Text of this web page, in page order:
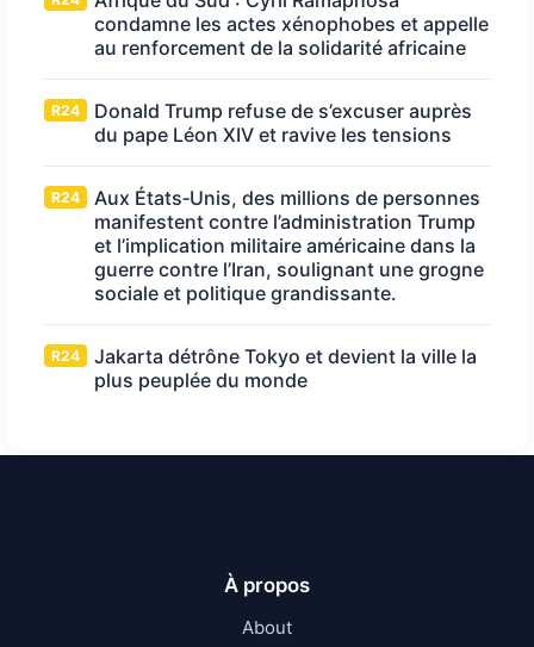
condamne les actes xénophobes et appelle
au renforcement de la solidarité africaine
R24
Donald Trump refuse de s’excuser auprès
du pape Léon XIV et ravive les tensions
R24
Aux États‑Unis, des millions de personnes
manifestent contre l’administration Trump
et l’implication militaire américaine dans la
guerre contre l’Iran, soulignant une grogne
sociale et politique grandissante.
R24
Jakarta détrône Tokyo et devient la ville la
plus peuplée du monde
À propos
About